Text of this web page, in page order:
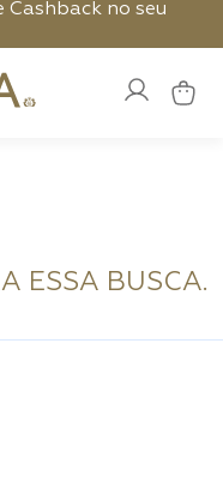
Cashback no seu
ESSA BUSCA.